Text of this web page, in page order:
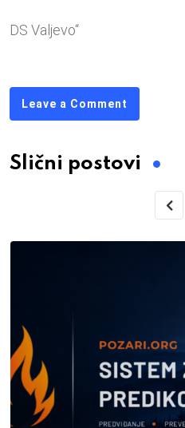
DS Valjevo“
Leave a Comment
Slični postovi